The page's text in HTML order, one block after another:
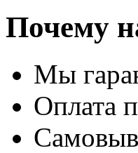
Почему
Мы
Оплата